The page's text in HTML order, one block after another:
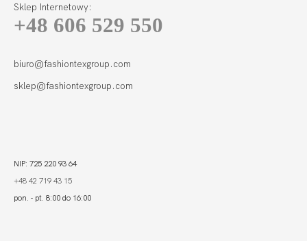
SIMPLE FIGI MAXI
Sklep Internetowy:
+48 606 529 550
biuro@fashiontexgroup.com
sklep@fashiontexgroup.com
NIP: 725 220 93 64
+48 42 719 43 15
pon. - pt. 8:00 do 16:00